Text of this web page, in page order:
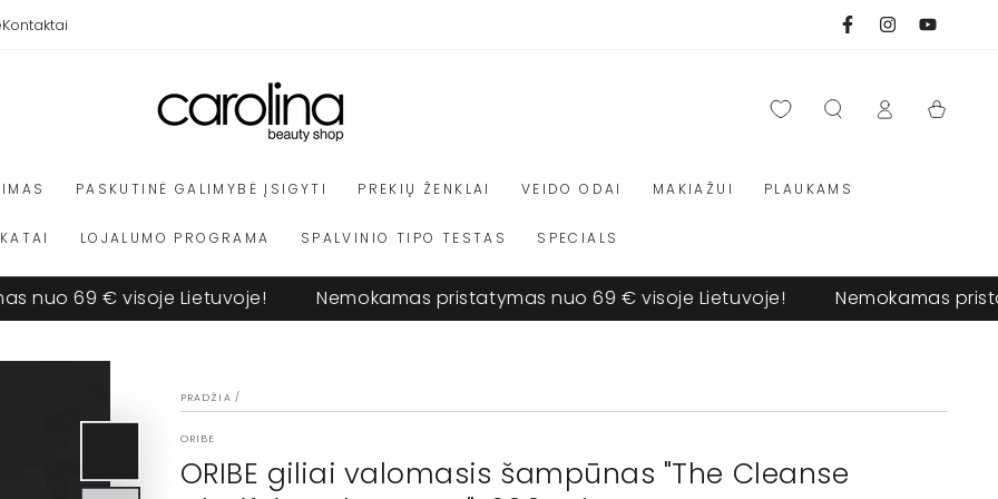
Kontaktai
FacebookInstagram
Youtube
PASKUTINĖ GALIMYBĖ ĮSIGYTI PREKIŲ ŽENKLAI VEIDO ODAI MAKIAŽUI PLAUKAMS
LOJALUMO PROGRAMA SPALVINIO TIPO TESTAS SPECIALS
PrisijungtiKrepšelis
69 € visoje Lietuvoje! Nemokamas pristatymas nuo 69 € visoje Lietuvoje! Nemokamas
PRADŽIA /
ORIBE
ORIBE giliai valomasis šampūnas "The Cleanse